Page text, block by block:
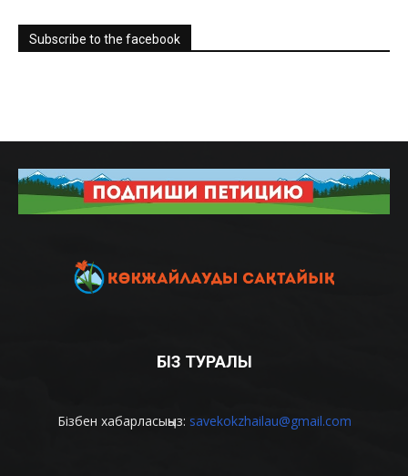
Subscribe to the facebook
БІЗ ТУРАЛЫ
Бізбен хабарласыңыз: savekokzhailau@gmail.com